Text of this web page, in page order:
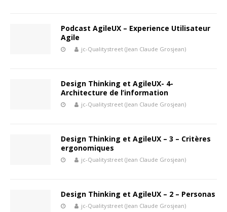
Podcast AgileUX – Experience Utilisateur
Agile
jc-Qualitystreet (Jean Claude Grosjean)
Design Thinking et AgileUX- 4-
Architecture de l’information
jc-Qualitystreet (Jean Claude Grosjean)
Design Thinking et AgileUX – 3 – Critères
ergonomiques
jc-Qualitystreet (Jean Claude Grosjean)
Design Thinking et AgileUX – 2 – Personas
jc-Qualitystreet (Jean Claude Grosjean)